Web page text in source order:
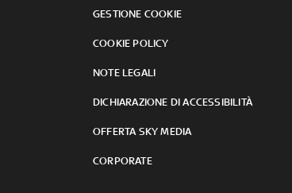
GESTIONE COOKIE
COOKIE POLICY
NOTE LEGALI
DICHIARAZIONE DI ACCESSIBILITÀ
OFFERTA SKY MEDIA
CORPORATE